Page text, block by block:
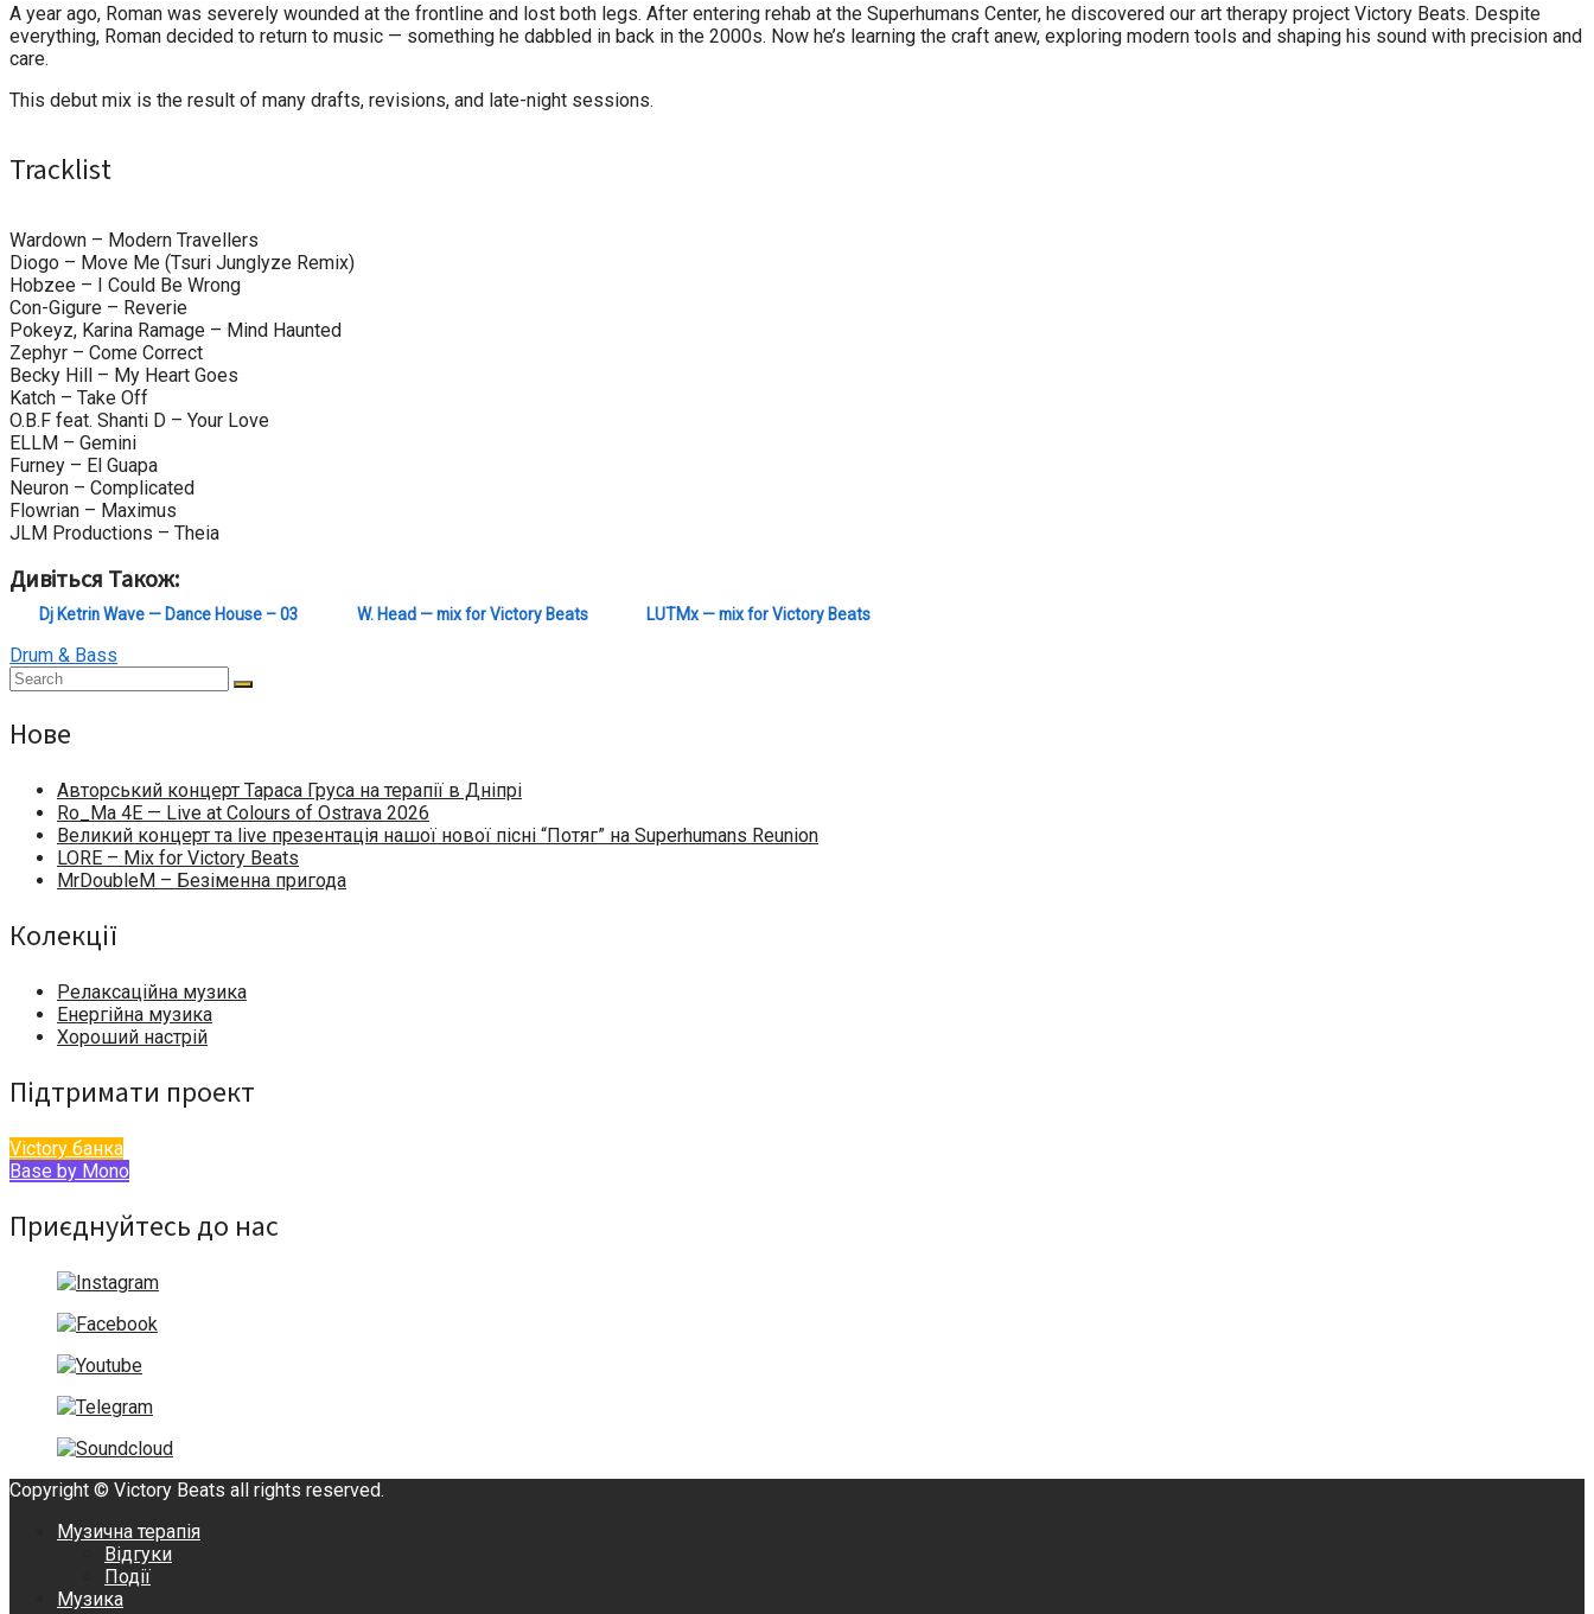
A year ago, Roman was severely wounded at the frontline and lost both legs. After entering rehab at the Superhumans Center, he discovered our art therapy project Victory Beats. Despite
everything, Roman decided to return to music — something he dabbled in back in the 2000s. Now he’s learning the craft anew, exploring modern tools and shaping his sound with precision and
care.
This debut mix is the result of many drafts, revisions, and late-night sessions.
Tracklist
Wardown – Modern Travellers
Diogo – Move Me (Tsuri Junglyze Remix)
Hobzee – I Could Be Wrong
Con-Gigure – Reverie
Pokeyz, Karina Ramage – Mind Haunted
Zephyr – Come Correct
Becky Hill – My Heart Goes
Katch – Take Off
O.B.F feat. Shanti D – Your Love
ELLM – Gemini
Furney – El Guapa
Neuron – Complicated
Flowrian – Maximus
JLM Productions – Theia
Дивіться Також:
Dj Ketrin Wave — Dance House – 03 W. Head — mix for Victory Beats LUTMx — mix for Victory Beats
Drum & Bass
Нове
Авторський концерт Тараса Груса на терапії в Дніпрі
Ro_Ma 4E — Live at Colours of Ostrava 2026
Великий концерт та live презентація нашої нової пісні “Потяг” на Superhumans Reunion
LORE – Mix for Victory Beats
MrDoubleM – Безіменна пригода
Колекції
Релаксаційна музика
Енергійна музика
Хороший настрій
Підтримати проект
Victory банка
Base by Mono
Приєднуйтесь до нас
Copyright © Victory Beats all rights reserved.
Музична терапія
Відгуки
Події
Музика